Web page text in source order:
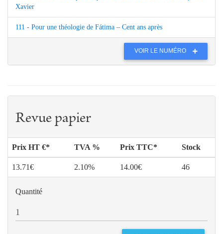
Xavier
111 - Pour une théologie de Fátima – Cent ans après
VOIR LE NUMÉRO
Revue papier
Prix HT €* TVA % Prix TTC* Stock
13.71€ 2.10% 14.00€ 46
Quantité